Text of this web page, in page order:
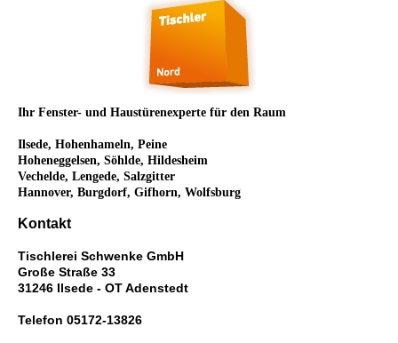
Ihr Fenster- und Haustürenexperte für den Raum
Ilsede, Hohenhameln, Peine
Hoheneggelsen, Söhlde, Hildesheim
Vechelde, Lengede, Salzgitter
Hannover, Burgdorf, Gifhorn, Wolfsburg
Kontakt
Tischlerei Schwenke GmbH
Große Straße 33
31246 Ilsede - OT Adenstedt
Telefon 05172-13826